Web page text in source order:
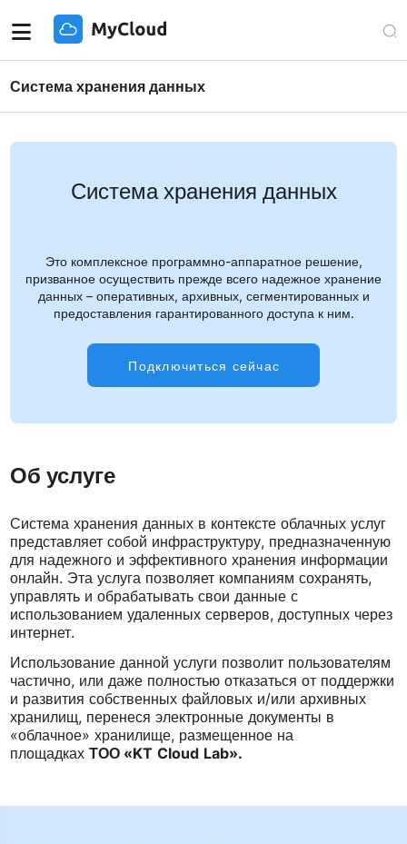
Система хранения данных
Система хранения данных
Это комплексное программно-аппаратное решение,
призванное осуществить прежде всего надежное хранение
данных – оперативных, архивных, сегментированных и
предоставления гарантированного доступа к ним.
Подключиться сейчас
Об услуге
Система хранения данных в контексте облачных услуг
представляет собой инфраструктуру, предназначенную
для надежного и эффективного хранения информации
онлайн. Эта услуга позволяет компаниям сохранять,
управлять и обрабатывать свои данные с
использованием удаленных серверов, доступных через
интернет.
Использование данной услуги позволит пользователям
частично, или даже полностью отказаться от поддержки
и развития собственных файловых и/или архивных
хранилищ, перенеся электронные документы в
«облачное» хранилище, размещенное на
площадкахТОО «KT Cloud Lab».